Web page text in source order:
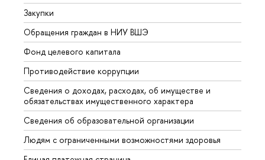
Закупки
Обращения граждан в НИУ ВШЭ
Фонд целевого капитала
Противодействие коррупции
Сведения о доходах, расходах, об имуществе и
обязательствах имущественного характера
Сведения об образовательной организации
Людям с ограниченными возможностями здоровья